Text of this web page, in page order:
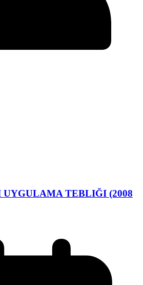
TEBLIĞI (2008